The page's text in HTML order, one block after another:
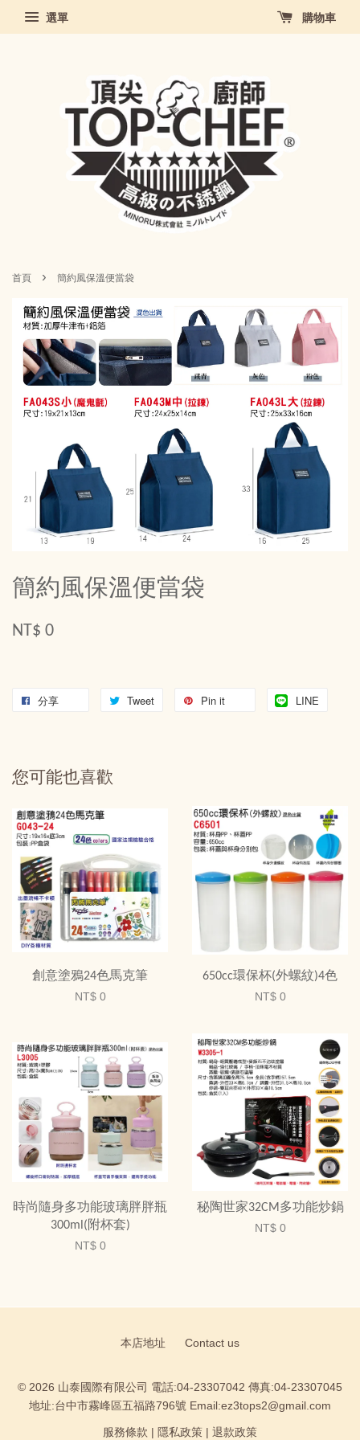
選單 購物車
首頁 › 簡約風保溫便當袋
簡約風保溫便當袋
NT$ 0
分享 Tweet Pin it LINE
您可能也喜歡
創意塗鴉24色馬克筆
NT$ 0
650cc環保杯(外螺紋)4色
NT$ 0
時尚隨身多功能玻璃胖胖瓶
300ml(附杯套)
NT$ 0
秘陶世家32CM多功能炒鍋
NT$ 0
本店地址 Contact us
© 2026 山泰國際有限公司 電話:04-23307042 傳真:04-23307045
地址:台中市霧峰區五福路796號 Email:ez3tops2@gmail.com
服務條款 隱私政策 退款政策